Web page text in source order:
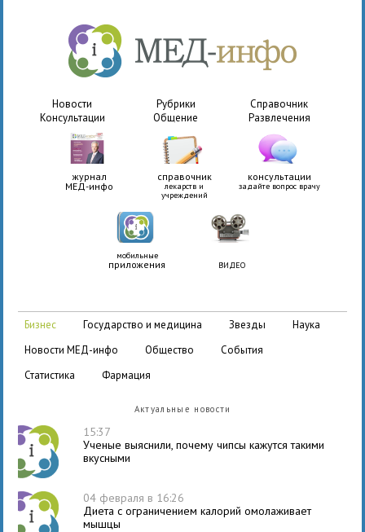
Новости Рубрики
Справочник
Консультации
Общение Развлечения
журнал
МЕД-инфо
справочник
лекарств и
учреждений
консультации
задайте вопрос врачу
мобильные
приложения ВИДЕО
бизнес государство и медицина звезды
наука
новости МЕД-инфо
общество
события
статистика
фармация
Актуальные новости
15:37
Ученые выяснили, почему чипсы кажутся такими
вкусными
04 февраля в 16:26
Диета с ограничением калорий омолаживает
мышцы